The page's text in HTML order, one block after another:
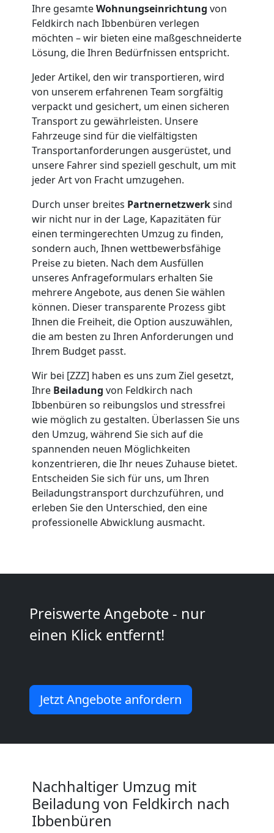
Ihre gesamteWohnungseinrichtung von
Feldkirch nach Ibbenbüren verlegen
möchten – wir bieten eine maßgeschneiderte
Lösung, die Ihren Bedürfnissen entspricht.
Jeder Artikel, den wir transportieren, wird
von unserem erfahrenen Team sorgfältig
verpackt und gesichert, um einen sicheren
Transport zu gewährleisten. Unsere
Fahrzeuge sind für die vielfältigsten
Transportanforderungen ausgerüstet, und
unsere Fahrer sind speziell geschult, um mit
jeder Art von Fracht umzugehen.
Durch unser breites Partnernetzwerksind
wir nicht nur in der Lage, Kapazitäten für
einen termingerechten Umzug zu finden,
sondern auch, Ihnen wettbewerbsfähige
Preise zu bieten. Nach dem Ausfüllen
unseres Anfrageformulars erhalten Sie
mehrere Angebote, aus denen Sie wählen
können. Dieser transparente Prozess gibt
Ihnen die Freiheit, die Option auszuwählen,
die am besten zu Ihren Anforderungen und
Ihrem Budget passt.
Wir bei [ZZZ] haben es uns zum Ziel gesetzt,
Ihre Beiladung von Feldkirch nach
Ibbenbüren so reibungslos und stressfrei
wie möglich zu gestalten. Überlassen Sie uns
den Umzug, während Sie sich auf die
spannenden neuen Möglichkeiten
konzentrieren, die Ihr neues Zuhause bietet.
Entscheiden Sie sich für uns, um Ihren
Beiladungstransport durchzuführen, und
erleben Sie den Unterschied, den eine
professionelle Abwicklung ausmacht.
Preiswerte Angebote - nur
einen Klick entfernt!
Jetzt Angebote anfordern
Nachhaltiger Umzug mit
Beiladung von Feldkirch nach
Ibbenbüren
Möbelmontage
Feldkirch
Möbeltransport
Feldkirch
Beiladung
Feldkirch
Mini
Umzug
Feldkirch
Umzug
Mann
LKW
Feldkirch
Kunsttransport
Feldkirch
Feldkirch
Mann
LKW